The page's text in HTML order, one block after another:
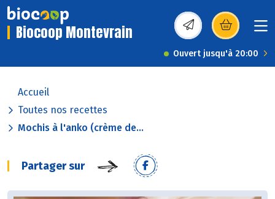
Biocoop Montevrain (s’ouvre dans une
Ouvert jusqu'à 20:00
Accueil
Toutes nos recettes
Mochis à l'anko (crème de...
Partager sur